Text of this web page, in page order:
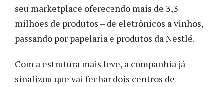
seu marketplace oferecendo mais de 3,3
milhões de produtos – de eletrônicos a vinhos,
passando por papelaria e produtos da Nestlé.
Com a estrutura mais leve, a companhia já
sinalizou que vai fechar dois centros de